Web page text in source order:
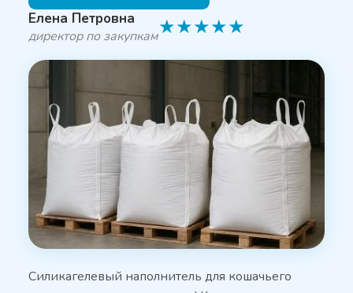
Елена Петровна
директор по закупкам★★★★★
Силикагелевый наполнитель для кошачьего